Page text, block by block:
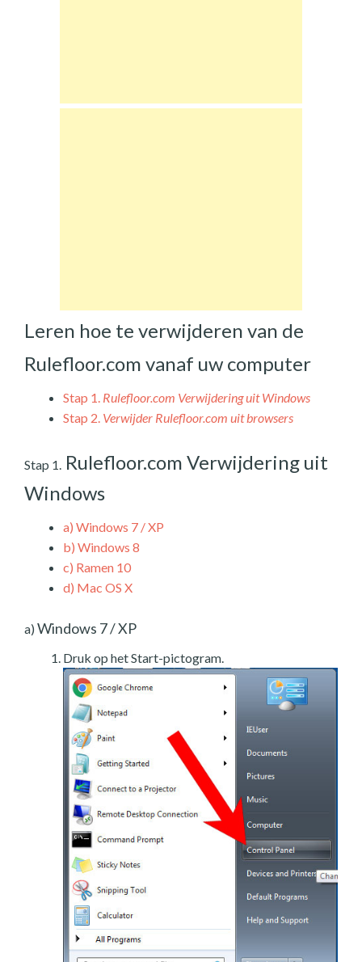
Leren hoe te verwijderen van de
Rulefloor.com vanaf uw computer
Stap 1. Rulefloor.com Verwijdering uit Windows
Stap 2. Verwijder Rulefloor.com uit browsers
Stap 1. Rulefloor.com Verwijdering uit
Windows
a) Windows 7 / XP
b) Windows 8
c) Ramen 10
d) Mac OS X
a) Windows 7 / XP
Druk op het Start-pictogram.